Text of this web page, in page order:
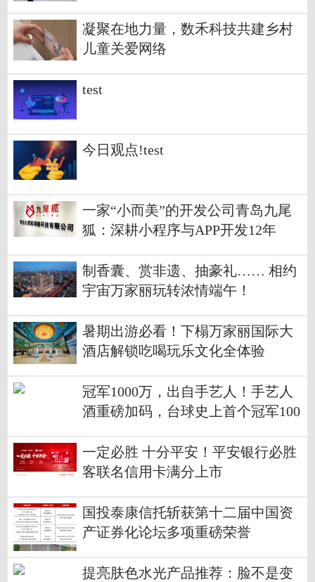
凝聚在地力量，数禾科技共建乡村
儿童关爱网络
test
今日观点!test
一家“小而美”的开发公司青岛九尾
狐：深耕小程序与APP开发12年
制香囊、赏非遗、抽豪礼…… 相约
宇宙万家丽玩转浓情端午！
暑期出游必看！下榻万家丽国际大
酒店解锁吃喝玩乐文化全体验
冠军1000万，出自手艺人！手艺人
酒重磅加码，台球史上首个冠军100
一定必胜 十分平安！平安银行必胜
客联名信用卡满分上市
国投泰康信托斩获第十二届中国资
产证券化论坛多项重磅荣誉
提亮肤色水光产品推荐：脸不是变